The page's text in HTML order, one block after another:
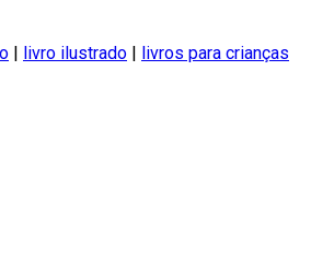
livro ilustrado livros para crianças